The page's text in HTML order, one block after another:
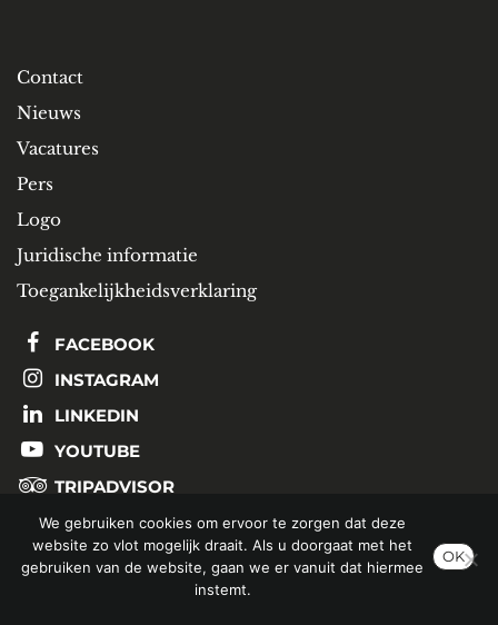
Contact
Nieuws
Vacatures
Pers
Logo
Juridische informatie
Toegankelijkheidsverklaring
FACEBOOK
INSTAGRAM
LINKEDIN
YOUTUBE
TRIPADVISOR
SCHRIJF U IN OP ONZE NIEUWSBRIEF
We gebruiken cookies om ervoor te zorgen dat deze
website zo vlot mogelijk draait. Als u doorgaat met het
gebruiken van de website, gaan we er vanuit dat hiermee
instemt.
OK